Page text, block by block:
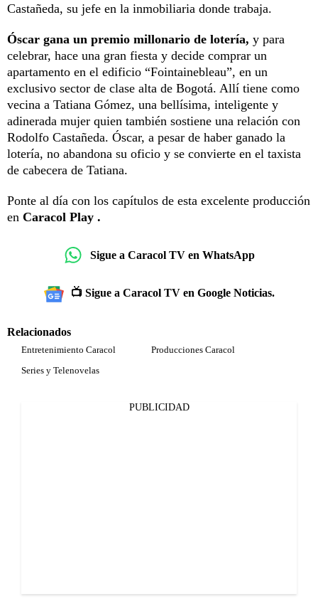
Castañeda, su jefe en la inmobiliaria donde trabaja.
Óscar gana un premio millonario de lotería, y para
celebrar, hace una gran fiesta y decide comprar un
apartamento en el edificio “Fointainebleau”, en un
exclusivo sector de clase alta de Bogotá. Allí tiene como
vecina a Tatiana Gómez, una bellísima, inteligente y
adinerada mujer quien también sostiene una relación con
Rodolfo Castañeda. Óscar, a pesar de haber ganado la
lotería, no abandona su oficio y se convierte en el taxista
de cabecera de Tatiana.
Ponte al día con los capítulos de esta excelente producción
en Caracol Play .
Sigue a Caracol TV en WhatsApp
📺 Sigue a Caracol TV en Google Noticias.
Relacionados
Entretenimiento Caracol
Producciones Caracol
Series y Telenovelas
PUBLICIDAD